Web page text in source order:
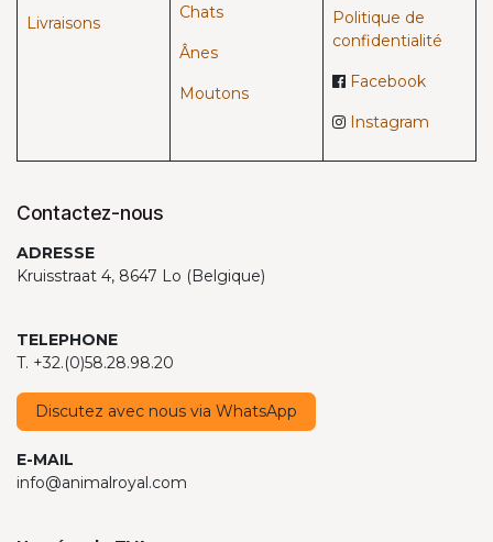
Livraisons
Chats
Ânes
Moutons
Politique de
confidentialité
Facebook
Instagram
Contactez-nous
ADRESSE
Kruisstraat 4, 8647 Lo (Belgique)
TELEPHONE
T. +32.(0)58.28.98.20
Discutez avec nous via WhatsApp
E-MAIL
info@animalroyal.com